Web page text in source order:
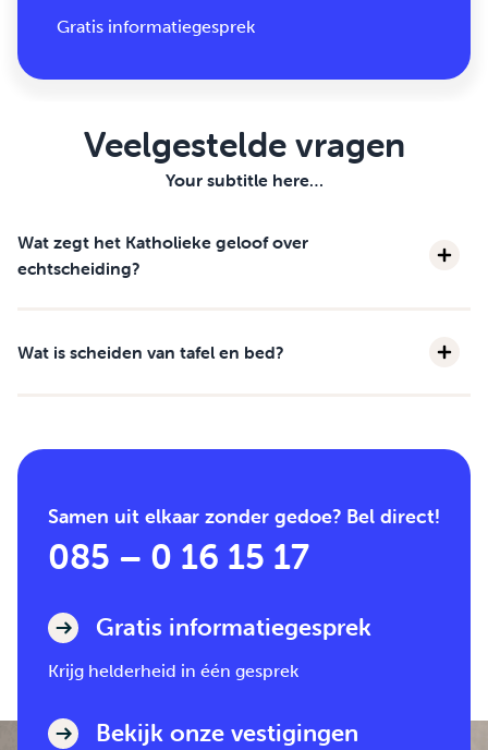
Gratis informatiegesprek
Veelgestelde vragen
Your subtitle here…
Wat zegt het Katholieke geloof over
echtscheiding?
Wat is scheiden van tafel en bed?
Samen uit elkaar zonder gedoe? Bel direct!
085 – 0 16 15 17
Gratis informatiegesprek
Krijg helderheid in één gesprek
Bekijk onze vestigingen